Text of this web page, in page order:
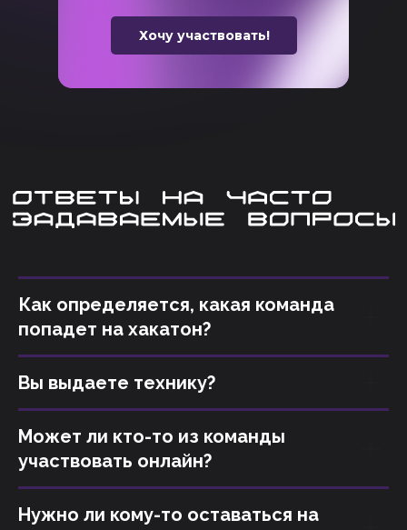
Хочу участвовать!
Как определяется, какая команда
попадет на хакатон?
Вы выдаете технику?
Может ли кто-то из команды
участвовать онлайн?
Нужно ли кому-то оставаться на